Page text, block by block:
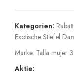
Kategorien:
Exotische Stiefel
Marke: Talla mujer
Aktie: